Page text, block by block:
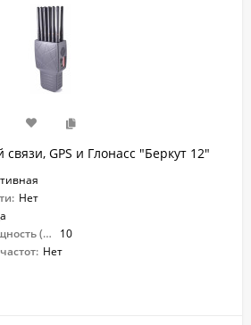
связи, GPS и Глонасс "Беркут 12"
Нет
Общая выходная мощность (Вт):
10
Нет